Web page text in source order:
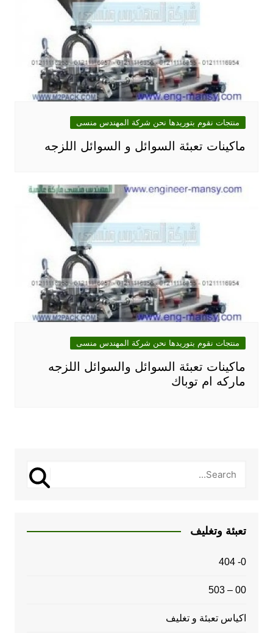
منتجات نقوم بتوريدها نحن شركة المهندس منسى
ماكينات تعبئة السوائل و السوائل اللزجه
منتجات نقوم بتوريدها نحن شركة المهندس منسى
ماكينات تعبئة السوائل والسوائل اللزجه
ماركه ام توباك
تعبئة وتغليف
0- 404
00 – 503
اكياس تعبئة و تغليف